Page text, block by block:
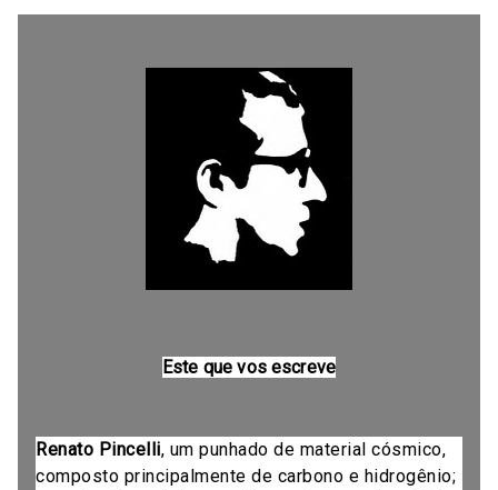
Este que vos escreve
Renato Pincelli, um punhado de material cósmico,
composto principalmente de carbono e hidrogênio;